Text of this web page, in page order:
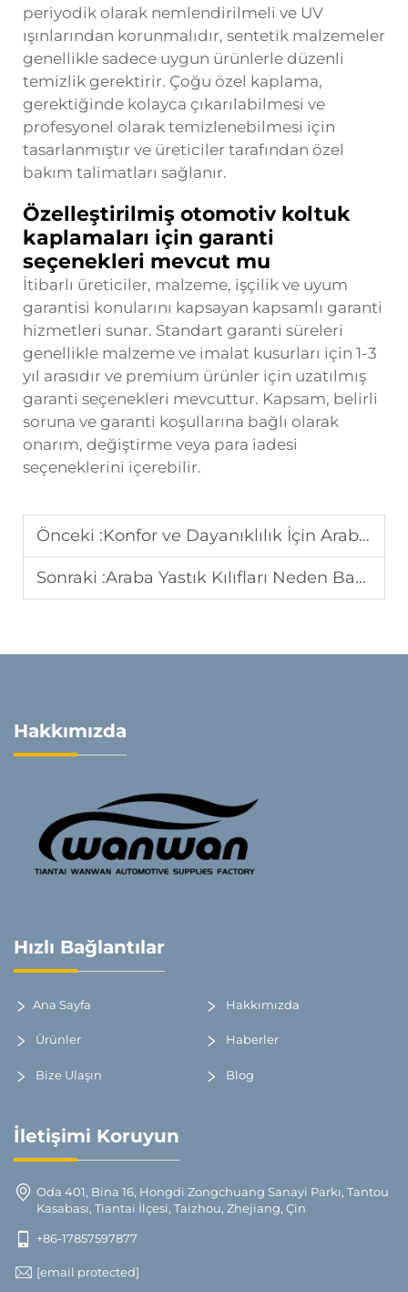
periyodik olarak nemlendirilmeli ve UV
ışınlarından korunmalıdır, sentetik malzemeler
genellikle sadece uygun ürünlerle düzenli
temizlik gerektirir. Çoğu özel kaplama,
gerektiğinde kolayca çıkarılabilmesi ve
profesyonel olarak temizlenebilmesi için
tasarlanmıştır ve üreticiler tarafından özel
bakım talimatları sağlanır.
Özelleştirilmiş otomotiv koltuk
kaplamaları için garanti
seçenekleri mevcut mu
İtibarlı üreticiler, malzeme, işçilik ve uyum
garantisi konularını kapsayan kapsamlı garanti
hizmetleri sunar. Standart garanti süreleri
genellikle malzeme ve imalat kusurları için 1-3
yıl arasıdır ve premium ürünler için uzatılmış
garanti seçenekleri mevcuttur. Kapsam, belirli
soruna ve garanti koşullarına bağlı olarak
onarım, değiştirme veya para iadesi
seçeneklerini içerebilir.
Önceki :Konfor ve Dayanıklılık İçin Araba Yastık Kılıfları Nasıl Seçilir
Sonraki :Araba Yastık Kılıfları Neden Bayi Portföylerine Harika Bir Ek Olur
Hakkımızda
Hızlı Bağlantılar
Ana Sayfa Hakkımızda
Ürünler Haberler
Bize Ulaşın Blog
İletişimi Koruyun
Oda 401, Bina 16, Hongdi Zongchuang Sanayi Parkı, Tantou
Kasabası, Tiantai İlçesi, Taizhou, Zhejiang, Çin
+86-17857597877
[email protected]